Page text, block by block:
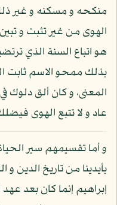
منكحه و مسكنه و غير ذلك
الهوى من غير تثبت و
هو اتباع السنة الذي
بذلك ممحو الاسم ثابت
المعنى، و كان ألق دلوك
عاد و لا تتبع الهوى
و أما تقسيمهم سير
بأيدينا من تاريخ الدين
إبراهيم إنما كان بعد